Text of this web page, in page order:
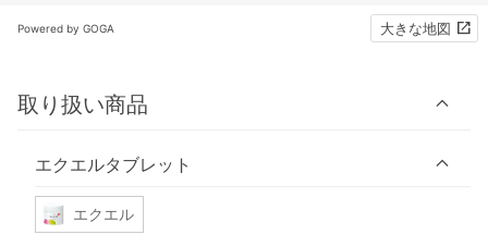
Powered by GOGA 大きな地図
取り扱い商品
エクエルタブレット
エクエル